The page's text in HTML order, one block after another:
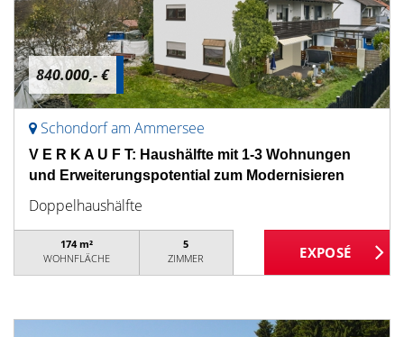
840.000,- €
Schondorf am Ammersee
V E R K A U F T: Haushälfte mit 1-3 Wohnungen
und Erweiterungspotential zum Modernisieren
Doppelhaushälfte
174 m²
WOHNFLÄCHE
5
ZIMMER